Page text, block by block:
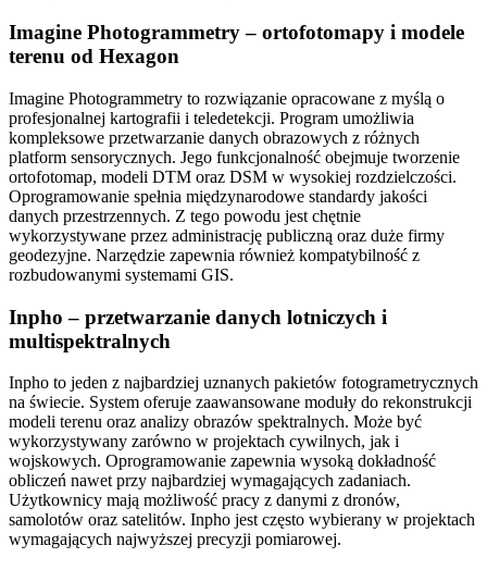
Imagine Photogrammetry – ortofotomapy i modele
terenu od Hexagon
Imagine Photogrammetry to rozwiązanie opracowane z myślą o
profesjonalnej kartografii i teledetekcji. Program umożliwia
kompleksowe przetwarzanie danych obrazowych z różnych
platform sensorycznych. Jego funkcjonalność obejmuje tworzenie
ortofotomap, modeli DTM oraz DSM w wysokiej rozdzielczości.
Oprogramowanie spełnia międzynarodowe standardy jakości
danych przestrzennych. Z tego powodu jest chętnie
wykorzystywane przez administrację publiczną oraz duże firmy
geodezyjne. Narzędzie zapewnia również kompatybilność z
rozbudowanymi systemami GIS.
Inpho – przetwarzanie danych lotniczych i
multispektralnych
Inpho to jeden z najbardziej uznanych pakietów fotogrametrycznych
na świecie. System oferuje zaawansowane moduły do rekonstrukcji
modeli terenu oraz analizy obrazów spektralnych. Może być
wykorzystywany zarówno w projektach cywilnych, jak i
wojskowych. Oprogramowanie zapewnia wysoką dokładność
obliczeń nawet przy najbardziej wymagających zadaniach.
Użytkownicy mają możliwość pracy z danymi z dronów,
samolotów oraz satelitów. Inpho jest często wybierany w projektach
wymagających najwyższej precyzji pomiarowej.